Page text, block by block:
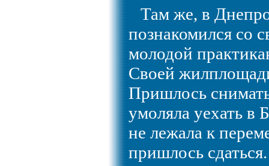
Там же, в
познакомился со
молодой
Своей
Пришлось
умоляла уехать в
не лежала к
пришлось сдаться.